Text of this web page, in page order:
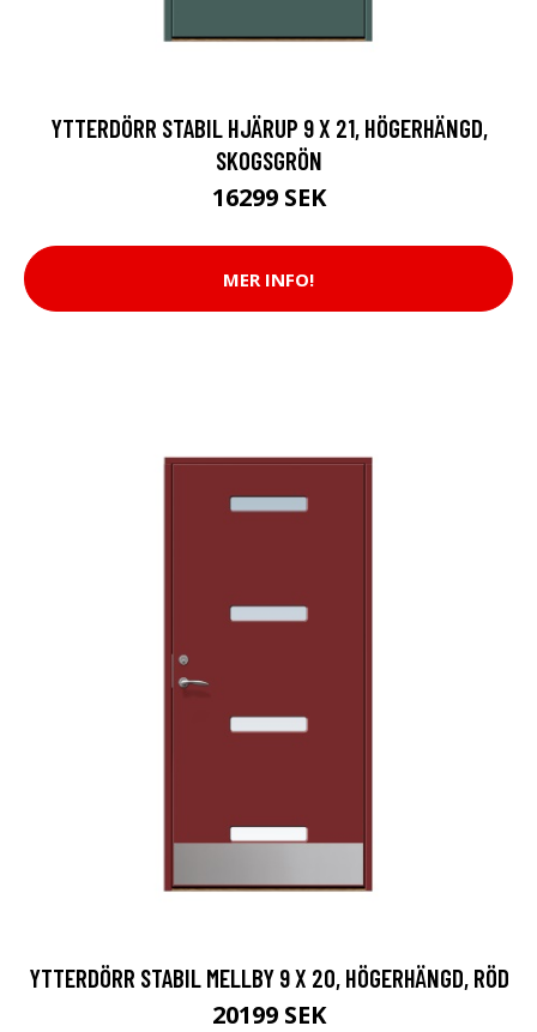
YTTERDÖRR STABIL HJÄRUP 9 X 21, HÖGERHÄNGD,
SKOGSGRÖN
16299 SEK
MER INFO!
YTTERDÖRR STABIL MELLBY 9 X 20, HÖGERHÄNGD, RÖD
20199 SEK